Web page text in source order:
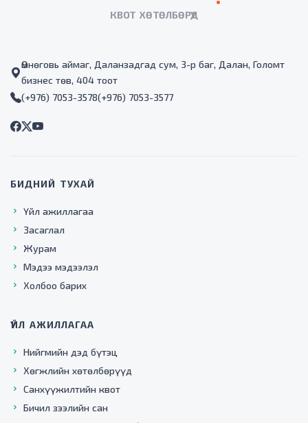
КВОТ ХӨТӨЛБӨРҮҮД
Өмнөговь аймаг, Даланзадгад сум, 3-р баг, Далан, Голомт
бизнес төв, 404 тоот
(+976) 7053-3578(+976) 7053-3577
БИДНИЙ ТУХАЙ
Үйл ажиллагаа
Засаглал
Журам
Мэдээ мэдээлэл
Холбоо барих
ҮЙЛ АЖИЛЛАГАА
Нийгмийн дэд бүтэц
Хөгжлийн хөтөлбөрүүд
Санхүүжилтийн квот
Бичил зээлийн сан